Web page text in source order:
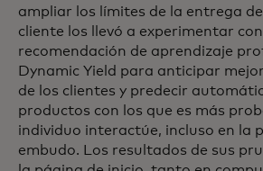
ampliar los límites de la entrega de
cliente los llevó a experimentar
recomendación de aprendizaje
Dynamic Yield para anticipar
de los clientes y predecir
productos con los que es más
individuo interactúe, incluso en la
embudo. Los resultados de sus